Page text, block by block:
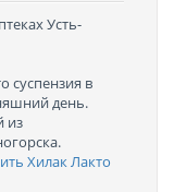
Усть-
суспензия в
день.
из
Хилак Лакто